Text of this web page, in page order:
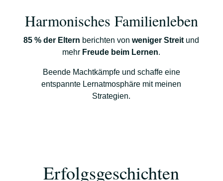
Harmonisches Familienleben
85 % der Eltern berichten vonweniger Streit und
mehr Freude beim Lernen.
Beende Machtkämpfe und schaffe eine
entspannte Lernatmosphäre mit meinen
Strategien.
Erfolgsgeschichten